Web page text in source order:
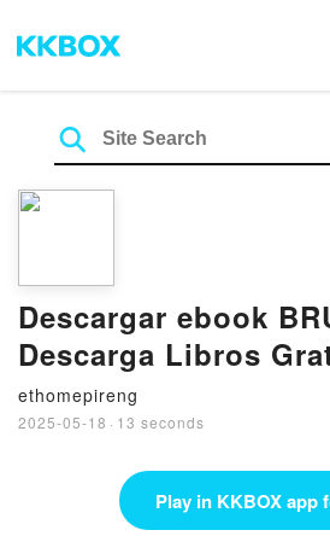
Descargar ebook
Descarga Libros
EPUB)
ethomepireng
2025-05-18 · 13 seconds
Play in KKBOX app